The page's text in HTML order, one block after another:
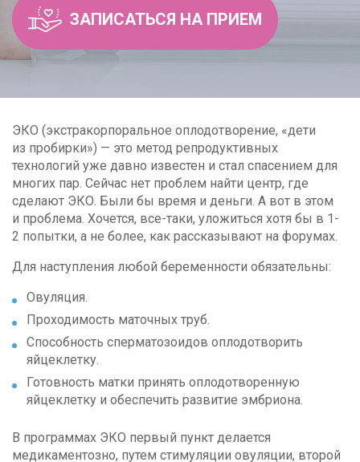
ЗАПИСАТЬСЯ НА ПРИЕМ
ЭКО (экстракорпоральное оплодотворение, «дети
из пробирки») — это метод репродуктивных
технологий уже давно известен и стал спасением для
многих пар. Сейчас нет проблем найти центр, где
сделают ЭКО. Были бы время и деньги. А вот в этом
и проблема. Хочется, все-таки, уложиться хотя бы в 1-
2 попытки, а не более, как рассказывают на форумах.
Для наступления любой беременности обязательны:
Овуляция.
Проходимость маточных труб.
Способность сперматозоидов оплодотворить
яйцеклетку.
Готовность матки принять оплодотворенную
яйцеклетку и обеспечить развитие эмбриона.
В программах ЭКО первый пункт делается
медикаментозно, путем стимуляции овуляции, второй